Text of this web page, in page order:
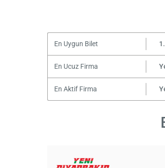
En Uygun Bilet
En Ucuz Firma
En Aktif Firma